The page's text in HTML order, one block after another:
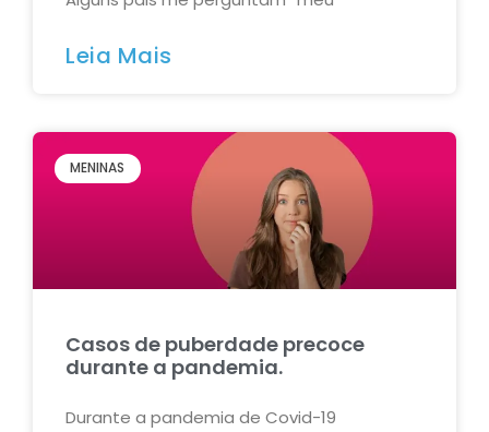
Leia Mais
MENINAS
Casos de puberdade precoce
durante a pandemia.
Durante a pandemia de Covid-19